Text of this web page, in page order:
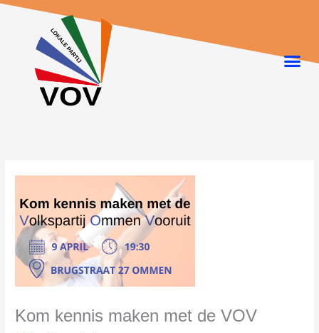
Ga
Kom kennis maken met de VOV